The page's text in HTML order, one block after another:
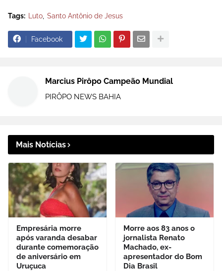
Tags: Luto Santo Antônio de Jesus
Facebook
Marcius Pirôpo Campeão Mundial
PIRÔPO NEWS BAHIA
Mais Notícias
Empresária morre
após varanda desabar
durante comemoração
de aniversário em
Uruçuca
Morre aos 83 anos o
jornalista Renato
Machado, ex-
apresentador do Bom
Dia Brasil